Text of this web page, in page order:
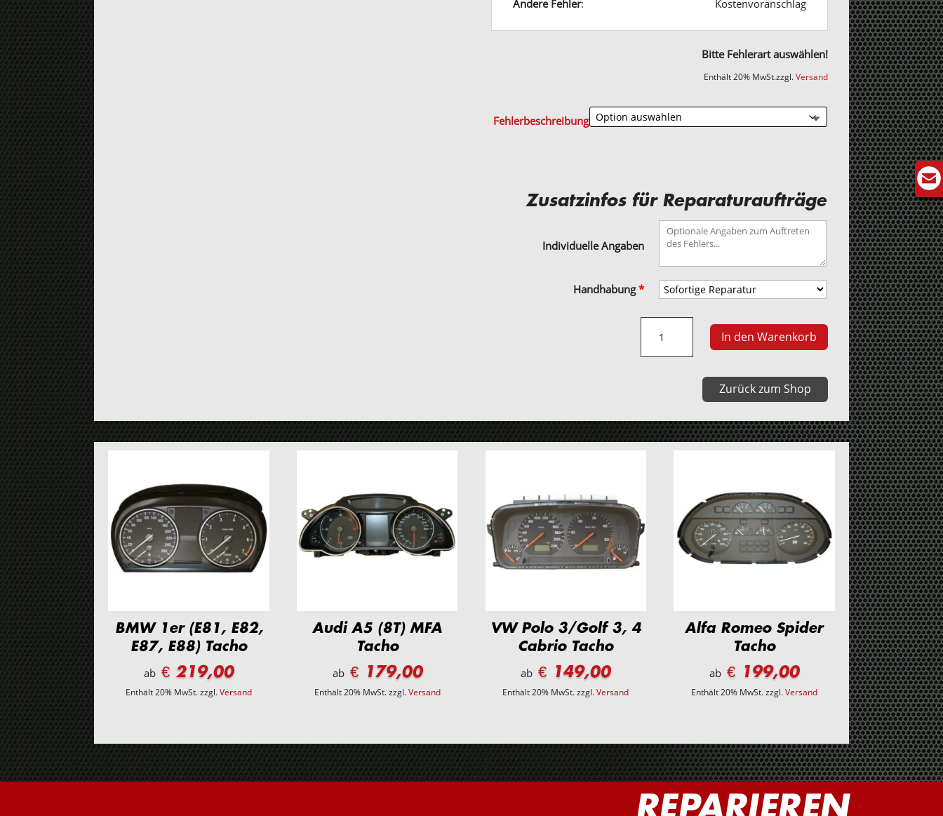
Andere Fehler: Kostenvoranschlag
Bitte Fehlerart auswählen!
Enthält 20% MwSt.zzgl.Versand
Fehlerbeschreibung
Zusatzinfos für Reparaturaufträge
Individuelle Angaben
Handhabung*
Dorado
3
In den Warenkorb
Zurück zum Shop
BMW 1er (E81, E82,
E87, E88) Tacho
ab € 219,00
Enthält 20% MwSt.zzgl.Versand
Audi A5 (8T) MFA
Tacho
ab€ 179,00
Enthält 20% MwSt.zzgl.Versand
VW Polo 3/Golf 3, 4
Cabrio Tacho
ab € 149,00
Enthält 20% MwSt.zzgl.Versand
Alfa Romeo Spider
Tacho
ab€ 199,00
Enthält 20% MwSt.zzgl.Versand
REPARIEREN